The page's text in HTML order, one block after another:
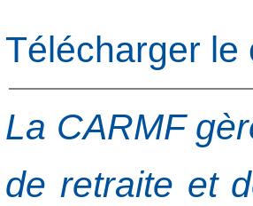
Télécharger le
La CARMF
de retraite et